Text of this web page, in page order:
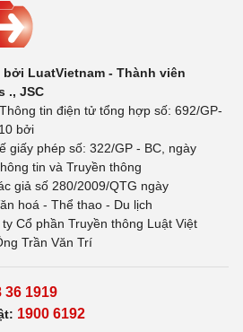
bởi LuatVietnam - Thành viên
., JSC
tin điện tử tổng hợp số: 692/GP-
bởi
giấy phép số: 322/GP - BC, ngày
tin và Truyền thông
giả số 280/2009/QTG ngày
hoá - Thể thao - Du lịch
Cổ phần Truyền thông Luật Việt
Trần Văn Trí
36 1919
1900 6192